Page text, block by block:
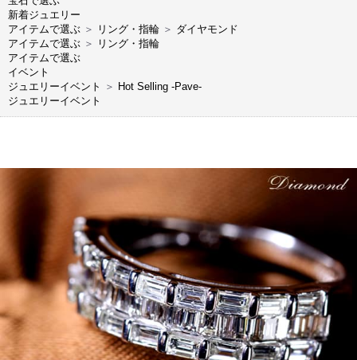
新着ジュエリー
アイテムで選ぶ ＞ リング・指輪 ＞ ダイヤモンド
アイテムで選ぶ ＞
リング・指輪
アイテムで選ぶ
イベント
ジュエリーイベント
＞ Hot Selling -Pave-
ジュエリーイベント